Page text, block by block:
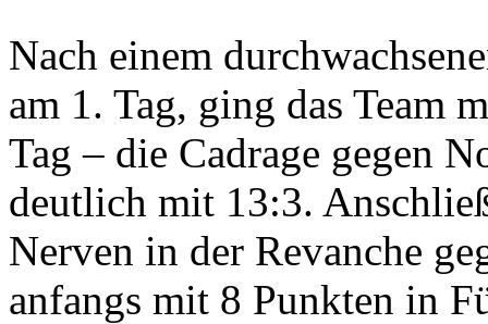
Nach einem
am 1. Tag, ging das Team
Tag – die Cadrage gegen
deutlich mit 13:3.
Nerven in der Revanche
anfangs mit 8 Punkten in